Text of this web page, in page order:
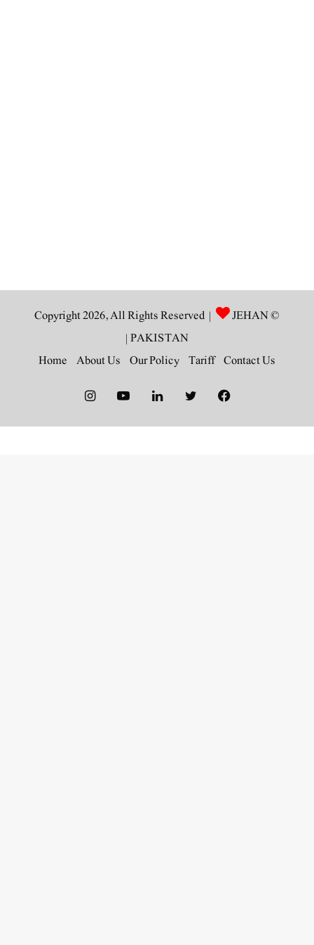
© Copyright 2026, All Rights Reserved |
JEHAN
PAKISTAN
|
Contact Us
Tariff
Our Policy
About Us
Home
Facebook
Twitter
LinkedIn
YouTube
Instagram